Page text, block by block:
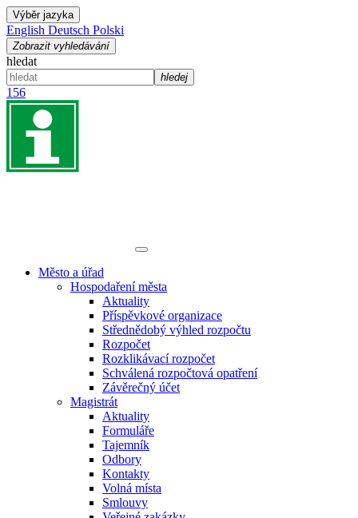
Výběr jazyka
English Deutsch Polski
Zobrazit vyhledávání
hledat
hledej
156
Město a úřad
Hospodaření města
Aktuality
Příspěvkové organizace
Střednědobý výhled rozpočtu
Rozpočet
Rozklikávací rozpočet
Schválená rozpočtová opatření
Závěrečný účet
Magistrát
Aktuality
Formuláře
Tajemník
Odbory
Kontakty
Volná místa
Smlouvy